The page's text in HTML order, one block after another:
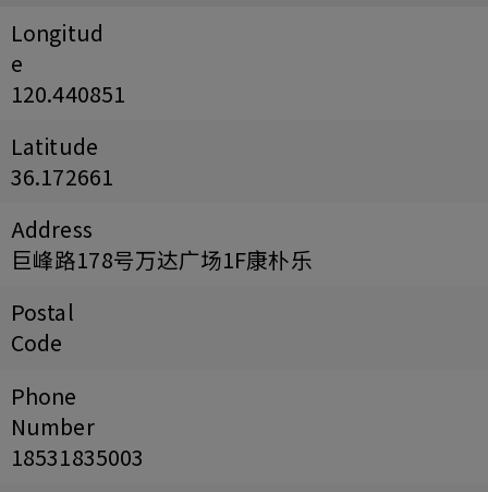
Longitud
e
120.440851
Latitude
36.172661
Address
巨峰路178号万达广场1F康朴乐
Postal
Code
Phone
Number
18531835003